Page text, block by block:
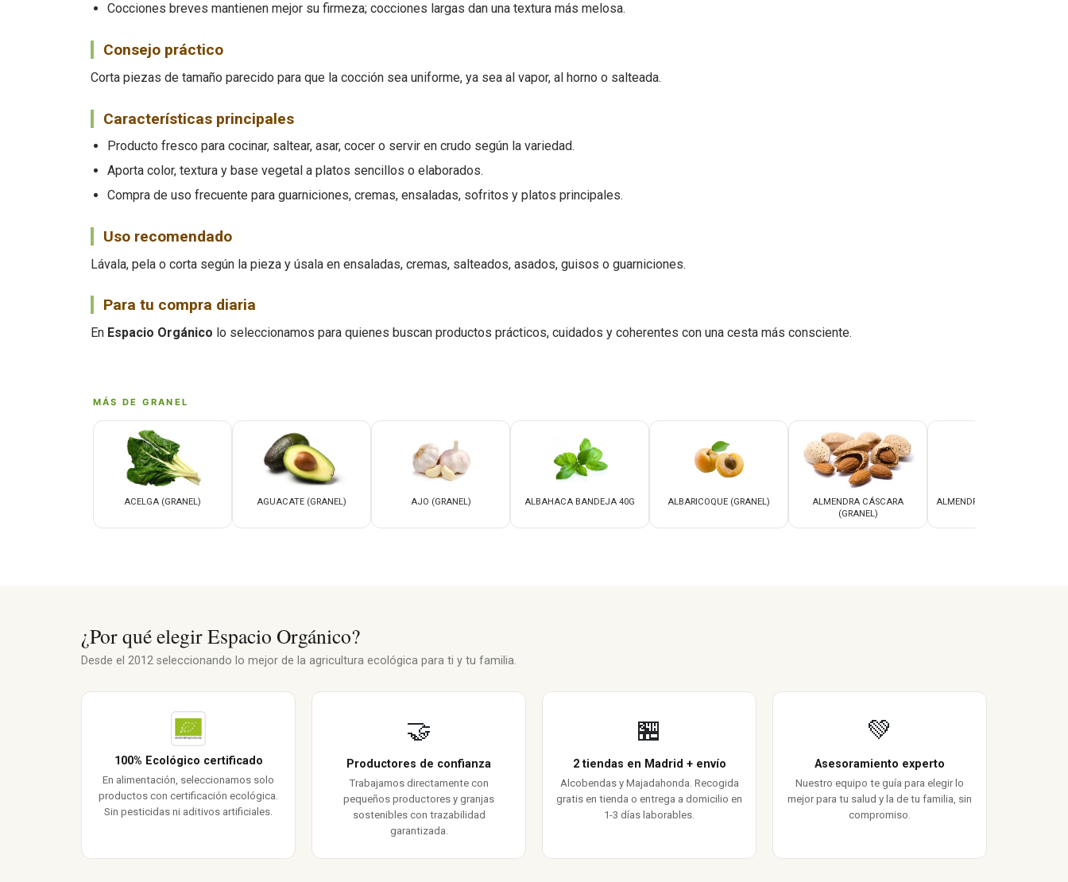
Cocciones breves mantienen mejor su firmeza; cocciones largas dan una textura más melosa.
Consejo práctico
Corta piezas de tamaño parecido para que la cocción sea uniforme, ya sea al vapor, al horno o salteada.
Características principales
Producto fresco para cocinar, saltear, asar, cocer o servir en crudo según la variedad.
Aporta color, textura y base vegetal a platos sencillos o elaborados.
Compra de uso frecuente para guarniciones, cremas, ensaladas, sofritos y platos principales.
Uso recomendado
Lávala, pela o corta según la pieza y úsala en ensaladas, cremas, salteados, asados, guisos o guarniciones.
Para tu compra diaria
En Espacio Orgánico lo seleccionamos para quienes buscan productos prácticos, cuidados y coherentes con una cesta más consciente.
MÁS DE GRANEL
ACELGA (GRANEL) AGUACATE (GRANEL) AJO (GRANEL) ALBAHACA BANDEJA 40G ALBARICOQUE (GRANEL)
ALMENDRA CÁSCARA
(GRANEL)
ALMENDRA CRUDA CON PIEL
¿Por qué elegir Espacio Orgánico?
Desde el 2012 seleccionando lo mejor de la agricultura ecológica para ti y tu familia.
100% Ecológico certificado
En alimentación, seleccionamos solo
productos con certificación ecológica.
Sin pesticidas ni aditivos artificiales.
🤝
Productores de confianza
Trabajamos directamente con
pequeños productores y granjas
sostenibles con trazabilidad
garantizada.
🏪
2 tiendas en Madrid + envío
Alcobendas y Majadahonda. Recogida
gratis en tienda o entrega a domicilio en
1-3 días laborables.
💚
Asesoramiento experto
Nuestro equipo te guía para elegir lo
mejor para tu salud y la de tu familia, sin
compromiso.